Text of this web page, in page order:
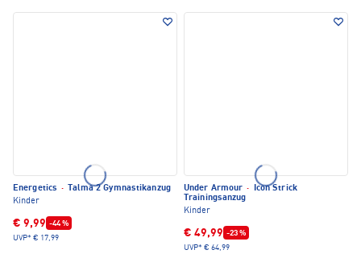
Energetics ·
Talma 2 Gymnastikanzug
Kinder
€ 9,99 -44 %
UVP* € 17,99
Under Armour ·
Icon Strick
Trainingsanzug
Kinder
€ 49,99 -23 %
UVP* € 64,99